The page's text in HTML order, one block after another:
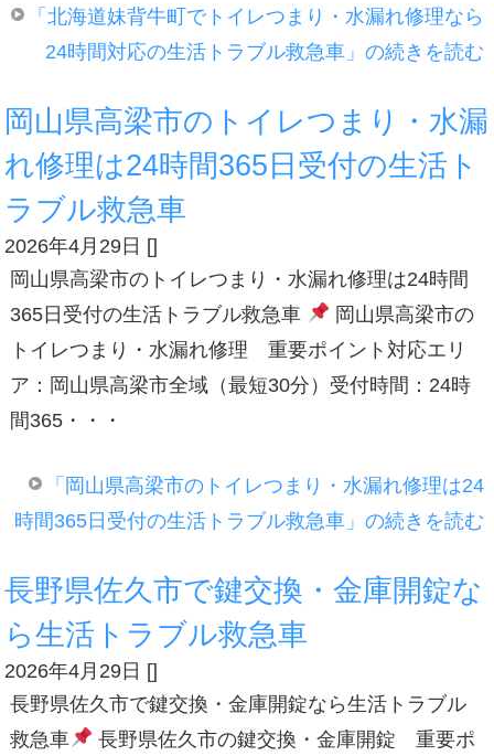
「北海道妹背牛町でトイレつまり・水漏れ修理なら
24時間対応の生活トラブル救急車」の続きを読む
岡山県高梁市のトイレつまり・水漏
れ修理は24時間365日受付の生活ト
ラブル救急車
2026年4月29日 []
岡山県高梁市のトイレつまり・水漏れ修理は24時間
365日受付の生活トラブル救急車
岡山県高梁市の
トイレつまり・水漏れ修理 重要ポイント対応エリ
ア：岡山県高梁市全域（最短30分）受付時間：24時
間365・・・
「岡山県高梁市のトイレつまり・水漏れ修理は24
時間365日受付の生活トラブル救急車」の続きを読む
長野県佐久市で鍵交換・金庫開錠な
ら生活トラブル救急車
2026年4月29日 []
長野県佐久市で鍵交換・金庫開錠なら生活トラブル
救急車
長野県佐久市の鍵交換・金庫開錠 重要ポ